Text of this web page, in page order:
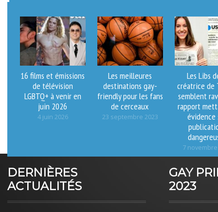
16 films et émissions
de télévision
LGBTQ+ à venir en
juin 2026
4 juin 2026
Les meilleures
destinations gay-
friendly pour les fans
de cerceaux
23 septembre 2023
Les Libs
créatrice de
semblent
rapport
évidence
7
DERNIÈRES
ACTUALITÉS
GAY
2023